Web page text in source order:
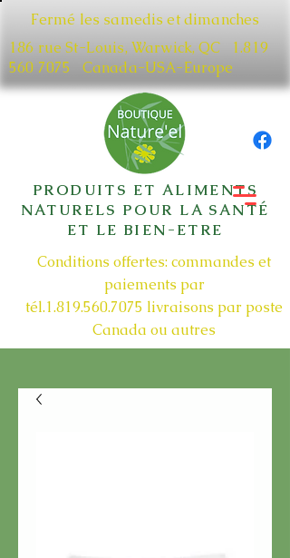
Fermé les samedis et dimanches
186 rue St-Louis, Warwick, QC​ 1.819
560 7075
Canada-USA-Europe
PRODUITS ET ALIMENTS
NATURELS POUR LA SANTÉ
ET LE BIEN-ETRE
Conditions offertes: commandes et
paiements par
tél.1.819.560.7075 livraisons par poste
Canada ou autres